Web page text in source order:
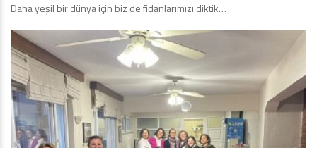
Daha yeşil bir dünya için biz de fidanlarımızı diktik…